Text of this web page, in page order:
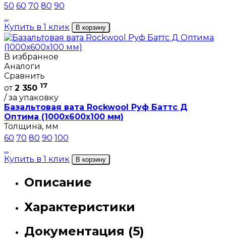
50 60 70 80 90
...
Купить в 1 клик
В корзину
В избранное
Аналоги
Сравнить
от2 350 17
/ за упаковку
Базальтовая вата Rockwool Руф Баттс Д
Оптима (1000х600х100 мм)
Толщина, мм
60 70 80 90 100
...
Купить в 1 клик
В корзину
Описание
Характеристики
Документация (5)